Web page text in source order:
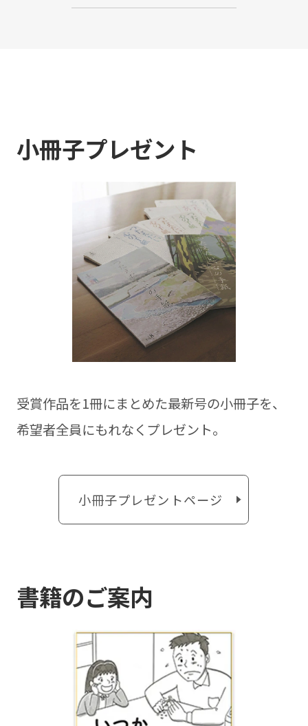
小冊子プレゼント
受賞作品を1冊にまとめた最新号の⼩冊⼦を、
希望者全員にもれなくプレゼント。
小冊子プレゼントページ
書籍のご案内